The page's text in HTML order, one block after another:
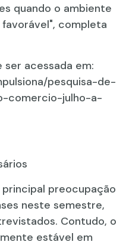
quando o ambiente
completa
acessada em:
pesquisa-de-
comercio-julho-a-
preocupação
neste semestre,
Contudo, o
estável em